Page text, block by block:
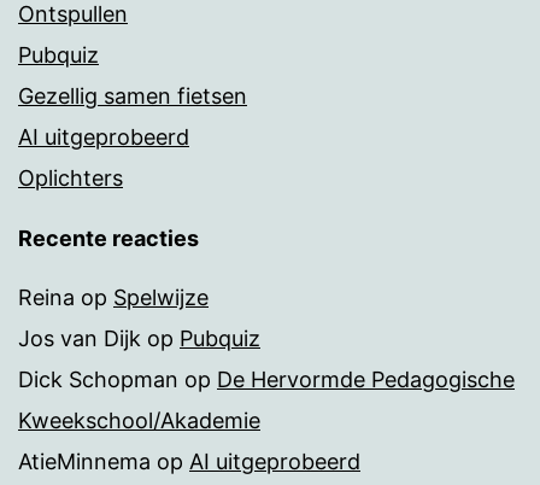
Ontspullen
Pubquiz
Gezellig samen fietsen
AI uitgeprobeerd
Oplichters
Recente reacties
Reina op Spelwijze
Jos van Dijk op Pubquiz
Dick Schopman op De Hervormde Pedagogische
Kweekschool/Akademie
AtieMinnema op AI uitgeprobeerd